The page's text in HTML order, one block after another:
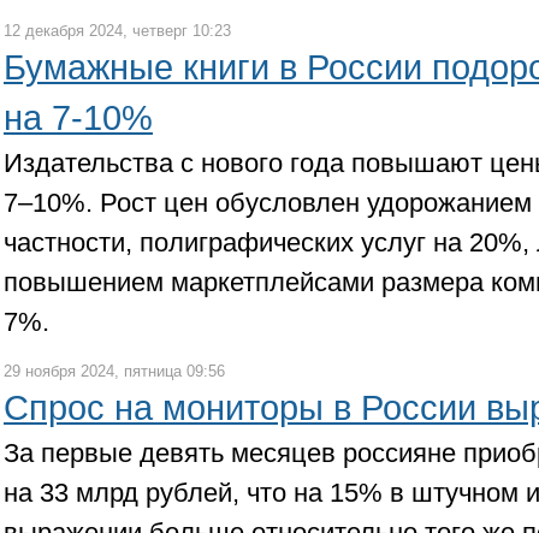
12 декабря 2024, четверг 10:23
Бумажные книги в России
на 7-10%
Издательства с нового года повышают
7–10%. Рост цен обусловлен
частности, полиграфических услуг на 20%,
повышением маркетплейсами размера
7%.
29 ноября 2024, пятница 09:56
Спрос на мониторы в России
За первые девять месяцев россияне
на 33 млрд рублей, что на 15% в штучном